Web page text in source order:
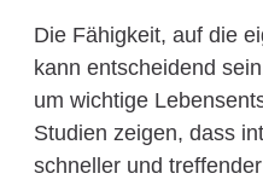
Die Fähigkeit, auf die
kann entscheidend
um wichtige
Studien zeigen, dass
schneller und